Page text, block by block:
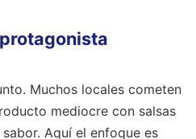
Muchos locales cometen
mediocre con salsas
Aquí el enfoque es